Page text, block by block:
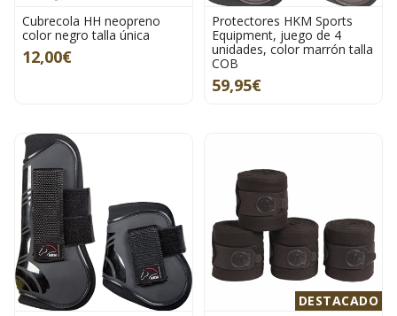
Cubrecola HH neopreno
color negro talla única
12,00€
Protectores HKM Sports
Equipment, juego de 4
unidades, color marrón talla
COB
59,95€
DESTACADO